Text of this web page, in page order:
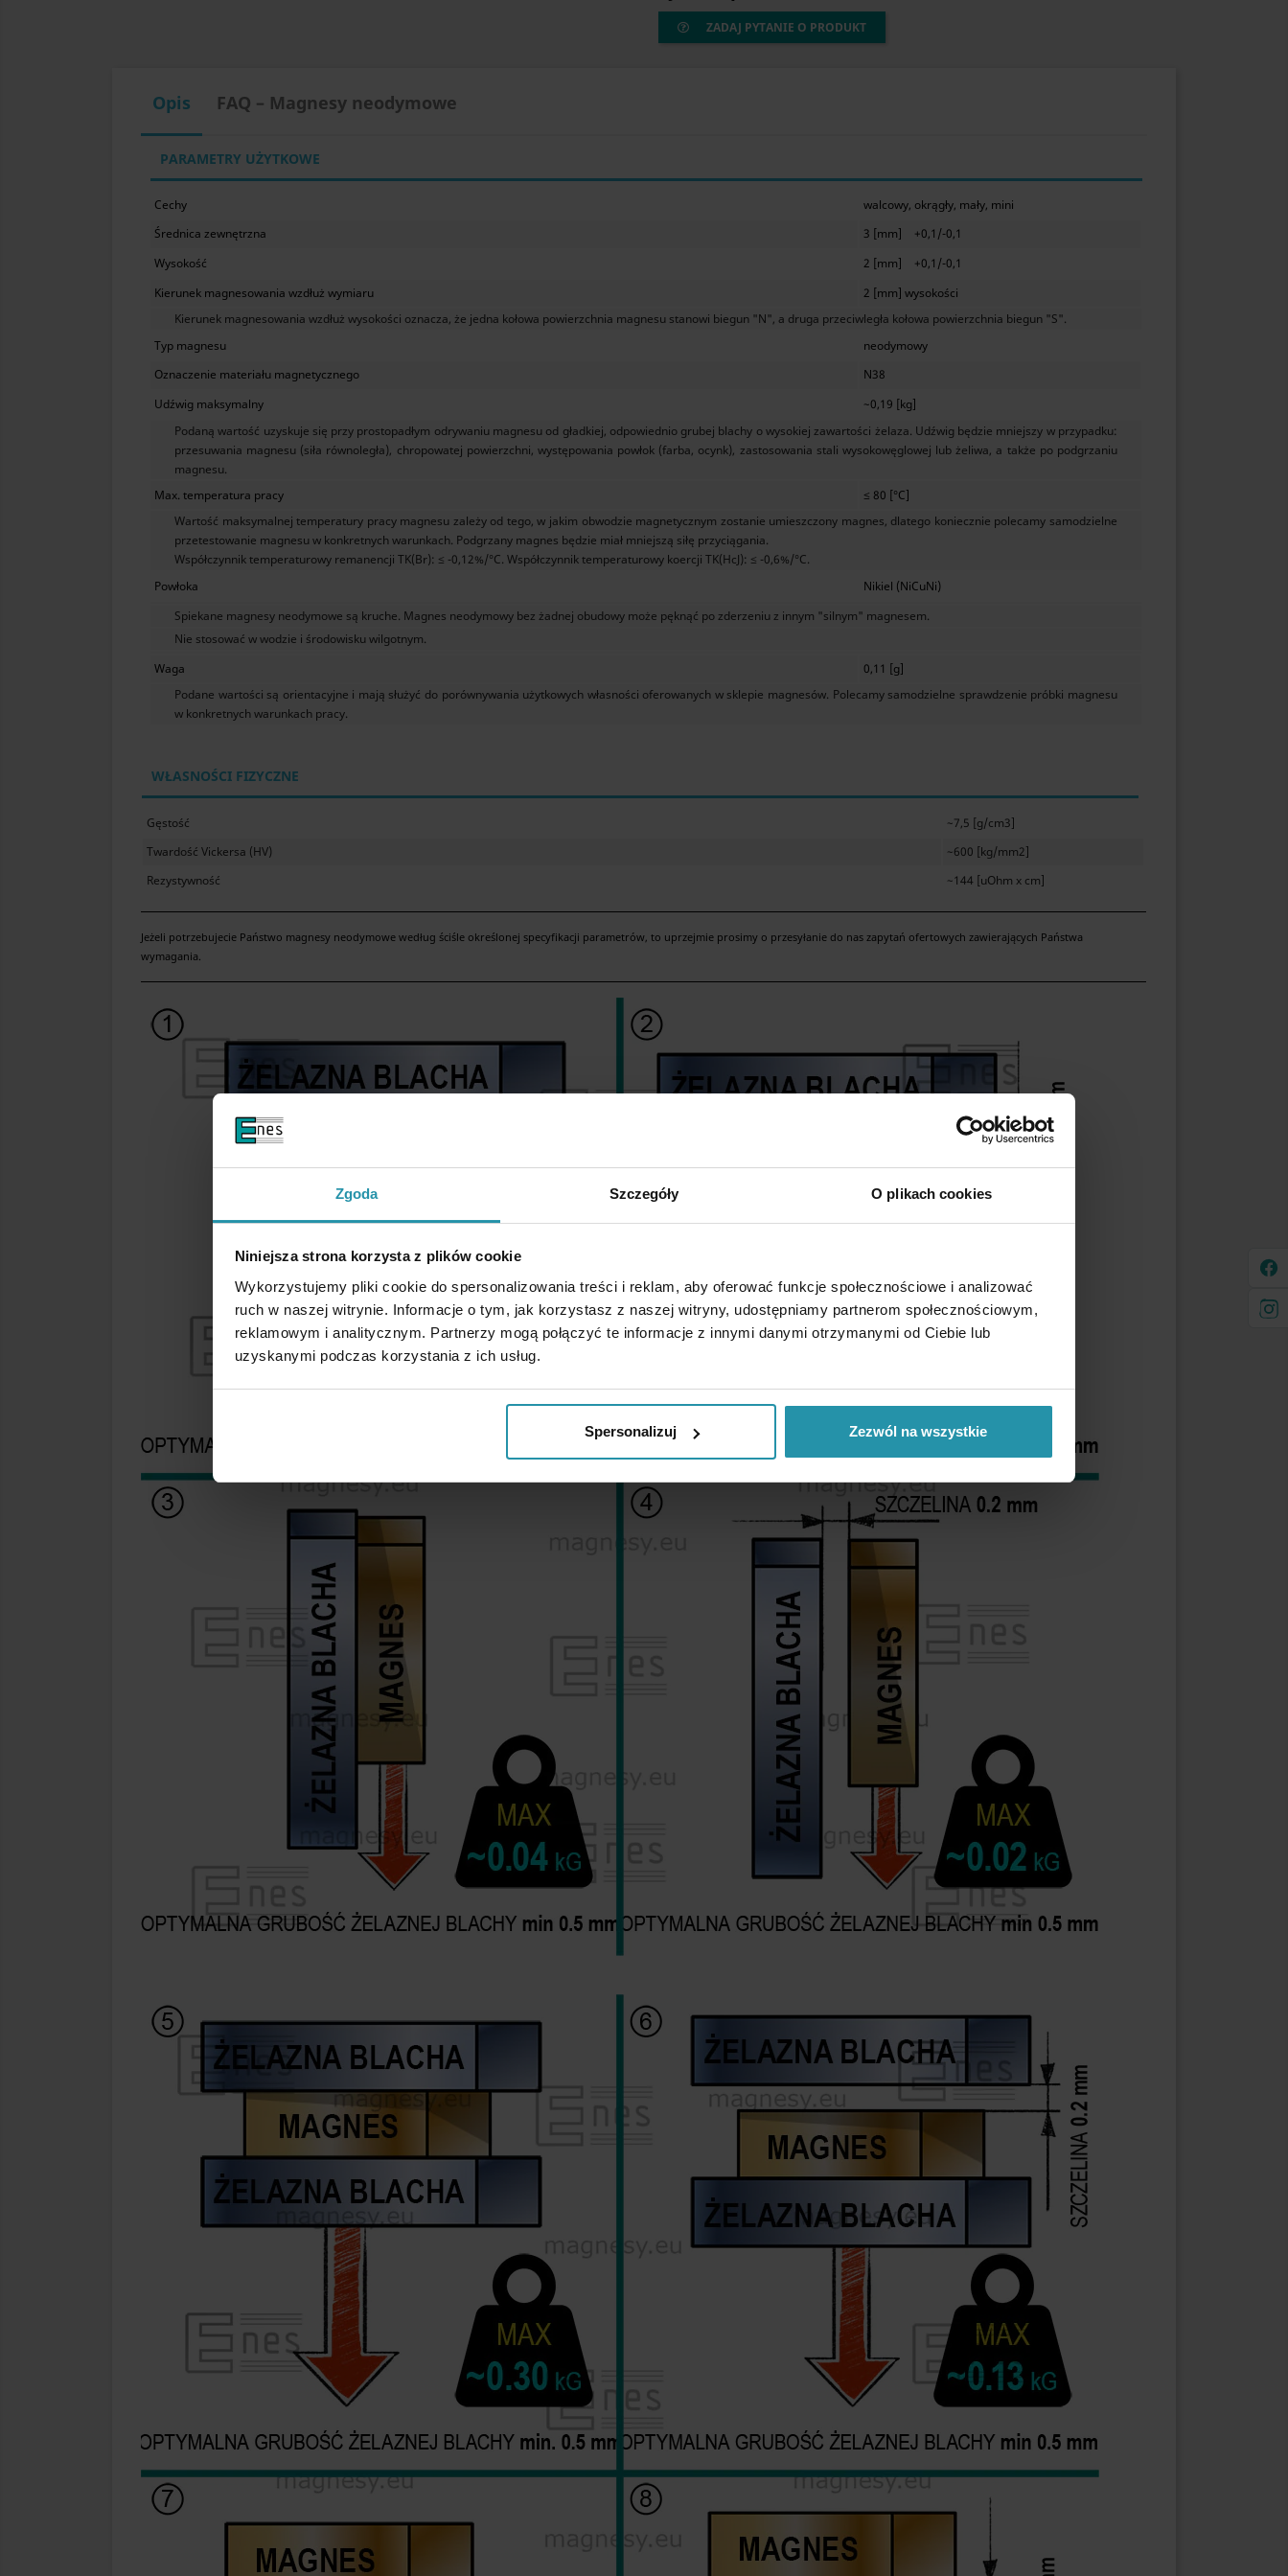
Zgoda Szczegóły O plikach cookies
Niniejsza strona korzysta z plików cookie
Wykorzystujemy pliki cookie do spersonalizowania treści i reklam, aby oferować funkcje społecznościowe i analizować
ruch w naszej witrynie. Informacje o tym, jak korzystasz z naszej witryny, udostępniamy partnerom społecznościowym,
reklamowym i analitycznym. Partnerzy mogą połączyć te informacje z innymi danymi otrzymanymi od Ciebie lub
uzyskanymi podczas korzystania z ich usług.
Spersonalizuj Zezwól na wszystkie
ZADAJ PYTANIE O PRODUKT
Opis FAQ – Magnesy neodymowe
PARAMETRY UŻYTKOWE
Cechy
walcowy, okrągły, mały, mini
Średnica zewnętrzna
3 [mm]
+0,1/-0,1
Wysokość
2 [mm]
+0,1/-0,1
Kierunek magnesowania wzdłuż wymiaru
2 [mm] wysokości
Kierunek magnesowania wzdłuż wysokości oznacza, że jedna kołowa powierzchnia magnesu stanowi biegun "N", a druga przeciwległa kołowa powierzchnia biegun "S".
Typ magnesu
neodymowy
Oznaczenie materiału magnetycznego
N38
Udźwig maksymalny
~0,19 [kg]
Podaną wartość uzyskuje się przy prostopadłym odrywaniu magnesu od gładkiej, odpowiednio grubej blachy o wysokiej zawartości żelaza. Udźwig będzie mniejszy w przypadku:
przesuwania magnesu (siła równoległa), chropowatej powierzchni, występowania powłok (farba, ocynk), zastosowania stali wysokowęglowej lub żeliwa, a także po podgrzaniu
magnesu.
Max. temperatura pracy
≤ 80 [°C]
Wartość maksymalnej temperatury pracy magnesu zależy od tego, w jakim obwodzie magnetycznym zostanie umieszczony magnes, dlatego koniecznie polecamy samodzielne
przetestowanie magnesu w konkretnych warunkach. Podgrzany magnes będzie miał mniejszą siłę przyciągania.
Współczynnik temperaturowy remanencji TK(Br): ≤ -0,12%/°C. Współczynnik temperaturowy koercji TK(HcJ): ≤ -0,6%/°C.
Powłoka
Nikiel (NiCuNi)
Spiekane magnesy neodymowe są kruche. Magnes neodymowy bez żadnej obudowy może pęknąć po zderzeniu z innym "silnym" magnesem.
Nie stosować w wodzie i środowisku wilgotnym.
Waga
0,11 [g]
Podane wartości są orientacyjne i mają służyć do porównywania użytkowych własności oferowanych w sklepie magnesów. Polecamy samodzielne sprawdzenie próbki magnesu
w konkretnych warunkach pracy.
WŁASNOŚCI FIZYCZNE
Gęstość
~7,5 [g/cm3]
Twardość Vickersa (HV)
~600 [kg/mm2]
Rezystywność
~144 [uOhm x cm]
Jeżeli potrzebujecie Państwo magnesy neodymowe według ściśle określonej specyfikacji parametrów, to uprzejmie prosimy o przesyłanie do nas zapytań ofertowych zawierających Państwa
wymagania.